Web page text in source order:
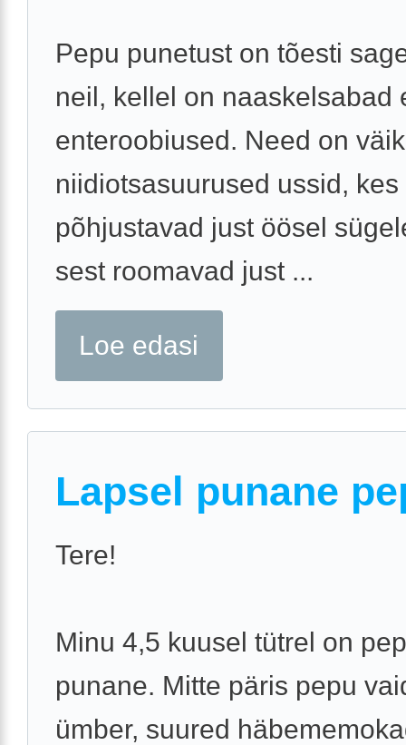
Pepu punetust on tõesti
neil, kellel on naaskelsabad
enteroobiused. Need on
niidiotsasuurused ussid, kes
põhjustavad just öösel
sest roomavad just ...
Loe edasi
Lapsel punane
Tere!
Minu 4,5 kuusel tütrel on
punane. Mitte päris pepu
ümber, suured